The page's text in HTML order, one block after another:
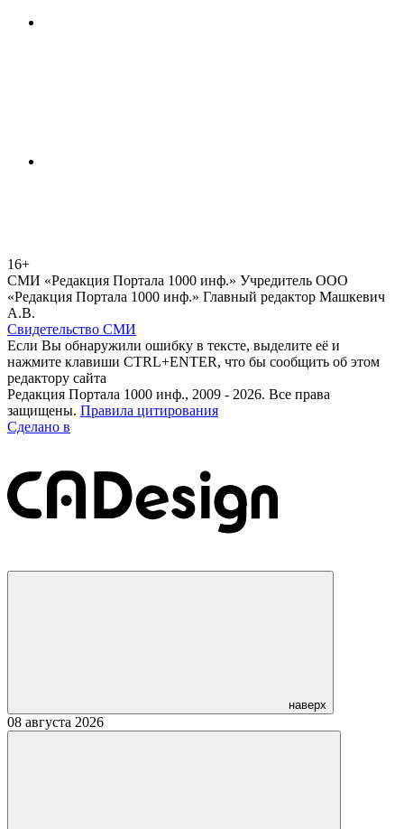
16+
СМИ «Редакция Портала 1000 инф.» Учредитель ООО
«Редакция Портала 1000 инф.» Главный редактор Машкевич
А.В.
Свидетельство СМИ
Если Вы обнаружили ошибку в тексте, выделите её и
нажмите клавиши CTRL+ENTER, что бы сообщить об этом
редактору сайта
Редакция Портала 1000 инф., 2009 - 2026. Все права
защищены. Правила цитирования
Сделано в
наверх
08 августа 2026